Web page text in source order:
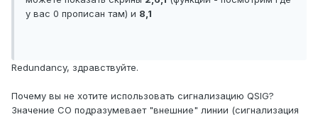
у вас 0 прописан там) и 8,1
Redundancy, здравствуйте.
Почему вы не хотите использовать сигнализацию QSIG?
Значение CO подразумевает "внешние" линии (сигнализация